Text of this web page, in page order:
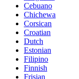
Cebuano
Chichewa
Corsican
Croatian
Dutch
Estonian
Filipino
Finnish
Frisian